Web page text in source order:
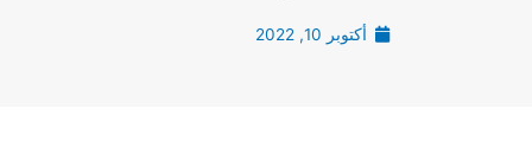
أكتوبر 10, 2022